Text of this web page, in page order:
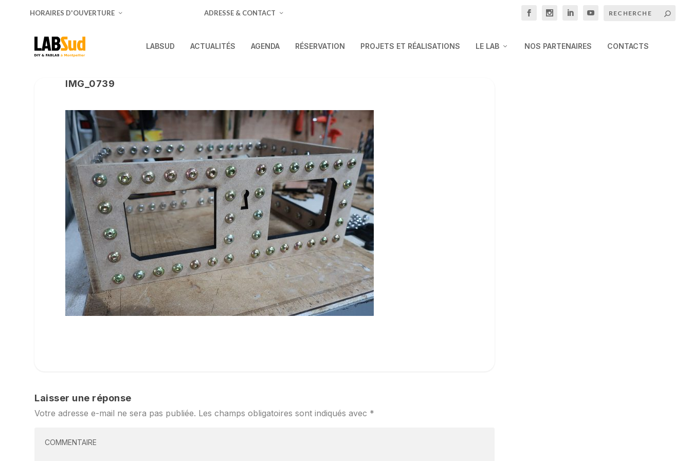
HORAIRES D'OUVERTURE ADRESSE & CONTACT
LABSUD ACTUALITÉS AGENDA RÉSERVATION PROJETS ET RÉALISATIONS LE LAB NOS PARTENAIRES CONTACTS
IMG_0739
Laisser une réponse
Votre adresse e-mail ne sera pas publiée. Les champs obligatoires sont indiqués avec *